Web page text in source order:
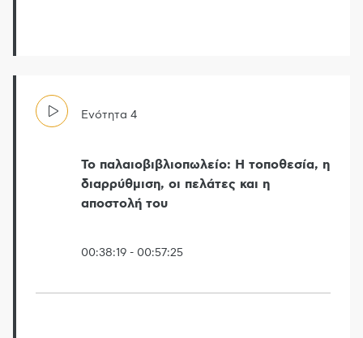
Ενότητα 4
Το παλαιοβιβλιοπωλείο: Η τοποθεσία, η
διαρρύθμιση, οι πελάτες και η
αποστολή του
00:38:19 - 00:57:25